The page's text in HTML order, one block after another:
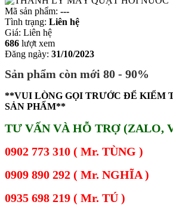
Mã sản phẩm: ---
Tình trạng: Liên hệ
Giá: Liên hệ
686 lượt xem
Đăng ngày: 31/10/2023
Sản phẩm còn mới 80 - 90%
**VUI LÒNG GỌI TRƯỚC ĐỂ KIỂM
SẢN PHẨM**
TƯ VẤN VÀ HỖ TRỢ (ZALO,
0902 773 310 ( Mr. TÙNG )
0909 890 292 ( Mr. NGHĨA )
0935 698 219 ( Mr. TÚ )